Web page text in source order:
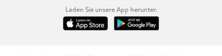
Laden Sie unsere App herunter.